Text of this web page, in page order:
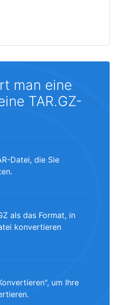
man eine
TAR.GZ-
Datei, die Sie
als das Format, in
konvertieren
um Ihre